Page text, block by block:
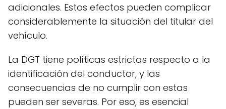
adicionales. Estos efectos pueden complicar
considerablemente la situación del titular del
vehículo.
La DGT tiene políticas estrictas respecto a la
identificación del conductor, y las
consecuencias de no cumplir con estas
pueden ser severas. Por eso, es esencial